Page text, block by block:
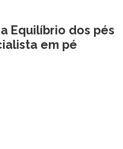
Equilíbrio dos pés
em pé